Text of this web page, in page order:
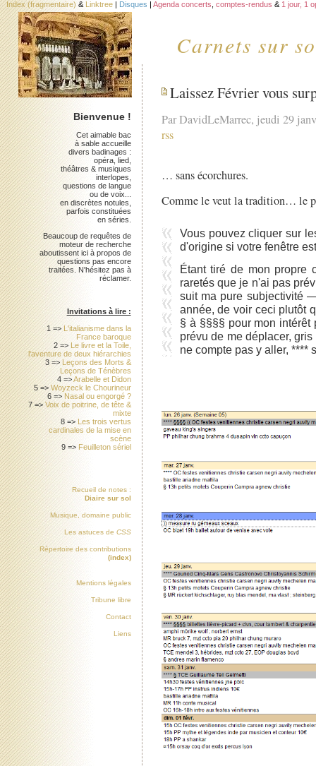
Carnets sur
Index (fragmentaire) & Linktree | Disques | Agenda concerts comptes-rendus & 1 jour, 1
Laissez Février vous
Par DavidLeMarrec, jeudi 29
rss
… sans écorchures.
Comme le veut la tradition… le
Vous pouvez cliquer sur
d'origine si votre fenêtre
Étant tiré de mon propre
raretés que je n'ai pas
suit ma pure subjectivité
année, de voir ceci plutôt
§ à §§§§ pour mon
prévu de me déplacer,
ne compte pas y aller, ****
Bienvenue !
Cet aimable bac
à sable accueille
divers badinages :
opéra, lied,
théâtres & musiques
interlopes,
questions de langue
ou de voix...
en discrètes notules,
parfois constituées
en séries.
Beaucoup de requêtes de
moteur de recherche
aboutissent ici à propos de
questions pas encore
traitées. N'hésitez pas à
réclamer.
Invitations à lire :
1 => L'italianisme dans la
France baroque
2 => Le livre et la Toile,
l'aventure de deux hiérarchies
3 => Leçons des Morts &
Leçons de Ténèbres
4 =>Arabelle et Didon
5 =>Woyzeck le Chourineur
6 => Nasal ou engorgé ?
7 =>Voix de poitrine, de tête &
mixte
8 => Les trois vertus
cardinales de la mise en
scène
9 => Feuilleton sériel
Recueil de notes :
Diaire sur sol
Musique, domaine public
Les astuces de CSS
Répertoire des contributions
(index)
Mentions légales
Tribune libre
Contact
Liens